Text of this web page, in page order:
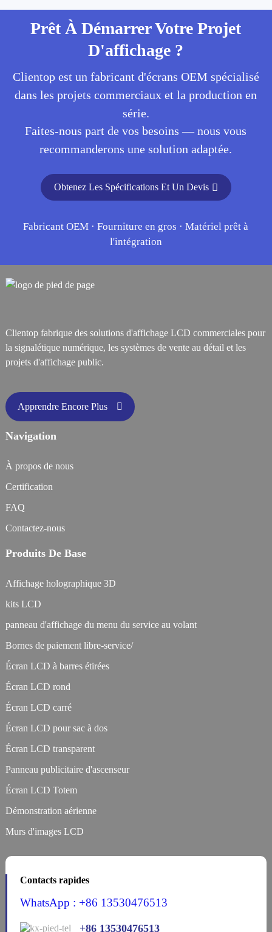
Prêt À Démarrer Votre Projet
D'affichage ?
Clientop est un fabricant d'écrans OEM spécialisé
dans les projets commerciaux et la production en
série.
Faites-nous part de vos besoins — nous vous
recommanderons une solution adaptée.
Obtenez Les Spécifications Et Un Devis
Fabricant OEM · Fourniture en gros · Matériel prêt à
l'intégration
Clientop fabrique des solutions d'affichage LCD commerciales pour
la signalétique numérique, les systèmes de vente au détail et les
projets d'affichage public.
Apprendre Encore Plus
Navigation
À propos de nous
Certification
FAQ
Contactez-nous
Produits De Base
Affichage holographique 3D
kits LCD
panneau d'affichage du menu du service au volant
Bornes de paiement libre-service/
Écran LCD à barres étirées
Écran LCD rond
Écran LCD carré
Écran LCD pour sac à dos
Écran LCD transparent
Panneau publicitaire d'ascenseur
Écran LCD Totem
Démonstration aérienne
Murs d'images LCD
Contacts rapides
WhatsApp : +86 13530476513
+86 13530476513